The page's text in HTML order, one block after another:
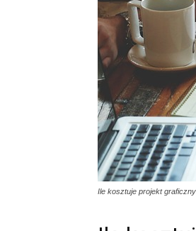
Ile kosztuje projekt